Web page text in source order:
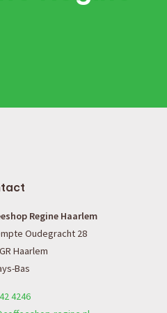
Regine Haarlem
Oudegracht 28
Haarlem
Bas
4246